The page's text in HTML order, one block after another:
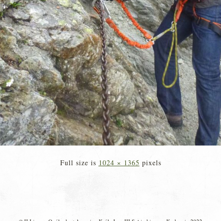
Full size is 1024 × 1365 pixels